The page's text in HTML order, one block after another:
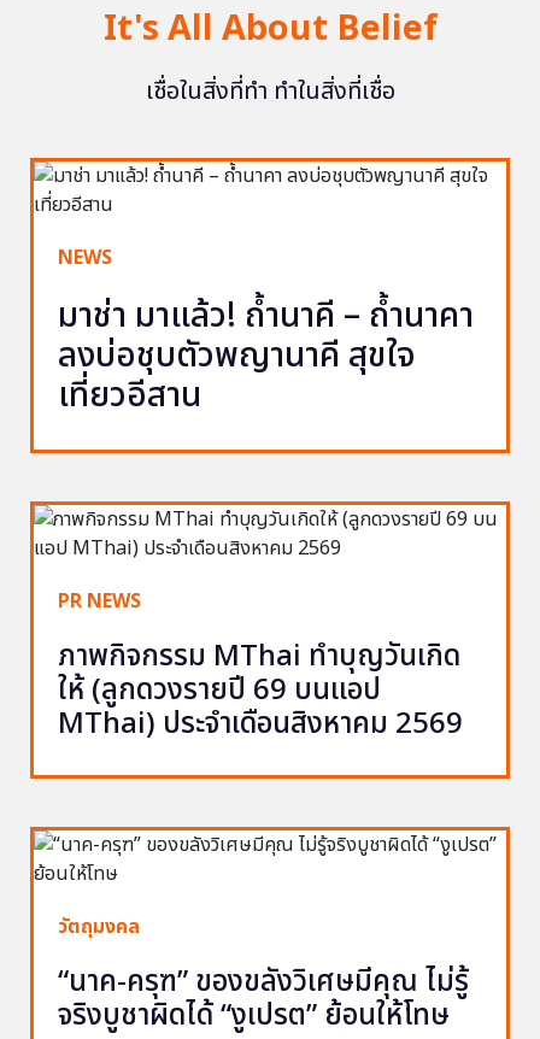
It's All About Belief
เชื่อในสิ่งที่ทำ ทำในสิ่งที่เชื่อ
NEWS
มาช่า มาแล้ว! ถ้ำนาคี – ถ้ำนาคา
ลงบ่อชุบตัวพญานาคี สุขใจ
เที่ยวอีสาน
PR NEWS
ภาพกิจกรรม MThai ทำบุญวันเกิด
ให้ (ลูกดวงรายปี 69 บนแอป
MThai) ประจำเดือนสิงหาคม 2569
วัตถุมงคล
“นาค-ครุฑ” ของขลังวิเศษมีคุณ ไม่รู้
จริงบูชาผิดได้ “งูเปรต” ย้อนให้โทษ